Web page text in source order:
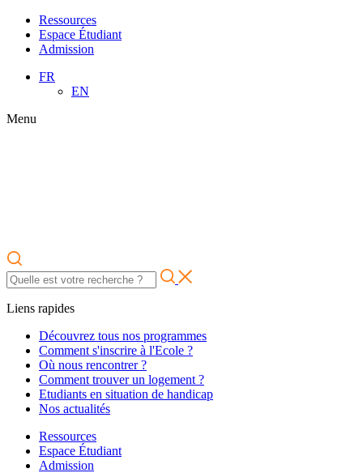
Ressources
Espace Étudiant
Admission
FR
EN
Menu
Liens rapides
Découvrez tous nos programmes
Comment s'inscrire à l'Ecole ?
Où nous rencontrer ?
Comment trouver un logement ?
Etudiants en situation de handicap
Nos actualités
Ressources
Espace Étudiant
Admission